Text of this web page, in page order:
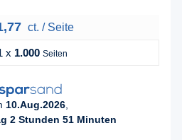
ct. / Seite
x 1.000 Seiten
10.Aug.2026
2 Stunden 51 Minuten